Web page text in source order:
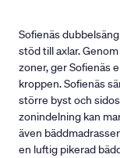
Sofienäs
stöd till axlar.
zoner, ger Sofienäs
kroppen. Sofienäs
större byst och
zonindelning kan
även
en luftig pikerad